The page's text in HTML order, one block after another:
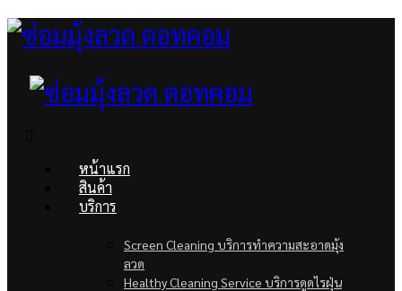
หน้าแรก
สินค้า
บริการ
Screen Cleaning บริการทำความสะอาดมุ้ง
ลวด
Healthy Cleaning Service บริการดูดไรฝุ่น